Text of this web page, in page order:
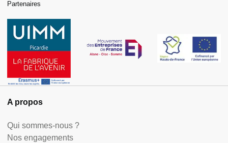
A propos
Qui sommes-nous ?
Nos engagements
Partenaires